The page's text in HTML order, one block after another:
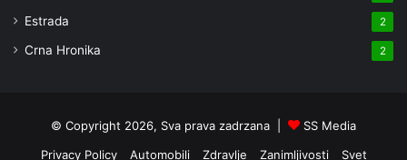
Estrada 2
Crna Hronika 2
© Copyright 2026, Sva prava zadrzana |
SS Media
Privacy Policy
Automobili Zdravlje Zanimljivosti Svet